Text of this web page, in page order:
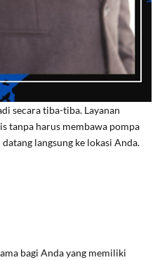
secara tiba-tiba. Layanan
tanpa harus membawa pompa
langsung ke lokasi Anda.
bagi Anda yang memiliki